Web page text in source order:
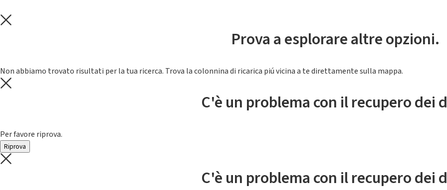
Prova a esplorare altre opzioni.
Non abbiamo trovato risultati per la tua ricerca. Trova la colonnina di ricarica piú vicina a te direttamente sulla mappa.
C'è un problema con il recupero dei
Per favore riprova.
Riprova
C'è un problema con il recupero dei